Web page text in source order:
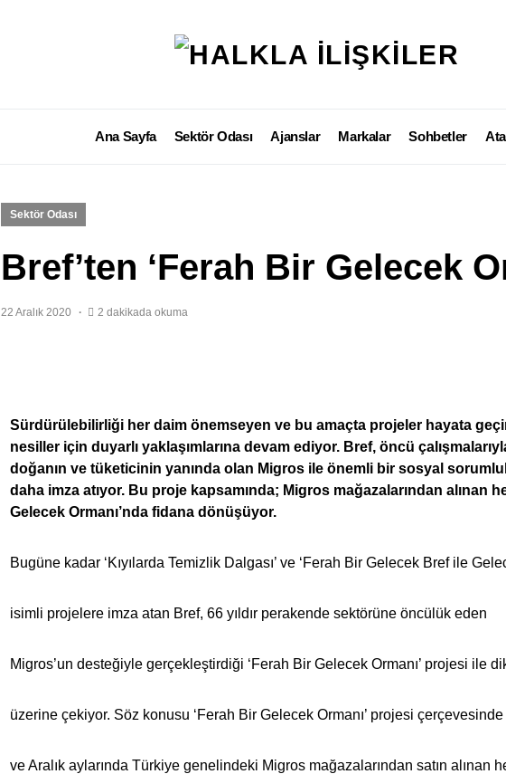
Ana Sayfa Sektör Odası Ajanslar Markalar Sohbetler
Sektör Odası
Bref’ten ‘Ferah Bir Gelecek
22 Aralık 2020 2 dakikada okuma
Sürdürülebilirliği her daim önemseyen ve bu amaçta projeler hayata
nesiller için duyarlı yaklaşımlarına devam ediyor. Bref, öncü
doğanın ve tüketicinin yanında olan Migros ile önemli bir sosyal
daha imza atıyor. Bu proje kapsamında; Migros mağazalarından alınan
Gelecek Ormanı’nda fidana dönüşüyor.
Bugüne kadar ‘Kıyılarda Temizlik Dalgası’ ve ‘Ferah Bir Gelecek Bref ile
isimli projelere imza atan Bref, 66 yıldır perakende sektörüne öncülük eden
Migros’un desteğiyle gerçekleştirdiği ‘Ferah Bir Gelecek Ormanı’ projesi ile
üzerine çekiyor. Söz konusu ‘Ferah Bir Gelecek Ormanı’ projesi çerçevesinde
ve Aralık aylarında Türkiye genelindeki Migros mağazalarından satın alınan